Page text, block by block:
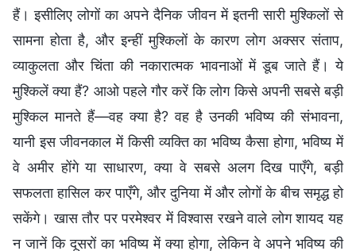
हैं। इसीलिए लोगों का अपने दैनिक जीवन में इतनी सारी मुश्किलों से
सामना होता है, और इन्हीं मुश्किलों के कारण लोग अक्सर संताप,
व्याकुलता और चिंता की नकारात्मक भावनाओं में डूब जाते हैं। ये
मुश्किलें क्या हैं? आओ पहले गौर करें कि लोग किसे अपनी सबसे बड़ी
मुश्किल मानते हैं—वह क्या है? वह है उनकी भविष्य की संभावना,
यानी इस जीवनकाल में किसी व्यक्ति का भविष्य कैसा होगा, भविष्य में
वे अमीर होंगे या साधारण, क्या वे सबसे अलग दिख पाएँगे, बड़ी
सफलता हासिल कर पाएँगे, और दुनिया में और लोगों के बीच समृद्ध हो
सकेंगे। खास तौर पर परमेश्वर में विश्वास रखने वाले लोग शायद यह
न जानें कि दूसरों का भविष्य में क्या होगा, लेकिन वे अपने भविष्य की